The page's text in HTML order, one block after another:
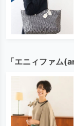
「エニィファム